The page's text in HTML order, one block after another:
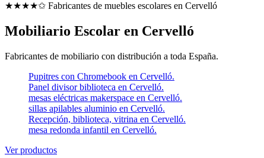
★★★★✩ Fabricantes de muebles escolares en Cervelló
Mobiliario Escolar en Cervelló
Fabricantes de mobiliario con distribución a toda España.
Pupitres con Chromebook en Cervelló.
Panel divisor biblioteca en Cervelló.
mesas eléctricas makerspace en Cervelló.
sillas apilables aluminio en Cervelló.
Recepción, biblioteca, vitrina en Cervelló.
mesa redonda infantil en Cervelló.
Ver productos